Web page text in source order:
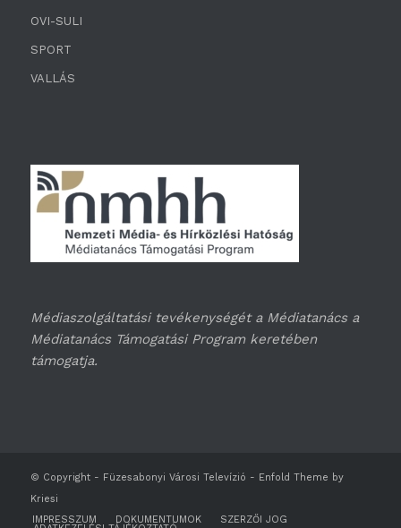
OVI-SULI
SPORT
VALLÁS
Médiaszolgáltatási tevékenységét a Médiatanács a
Médiatanács Támogatási Program keretében
támogatja.
© Copyright - Füzesabonyi Városi Televízió - Enfold Theme by
Kriesi
IMPRESSZUM
DOKUMENTUMOK SZERZŐI JOG